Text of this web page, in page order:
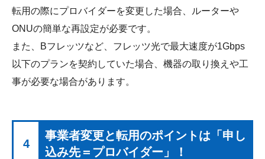
転用の際にプロバイダーを変更した場合、ルーターや
ONUの簡単な再設定が必要です。
また、Bフレッツなど、フレッツ光で最大速度が1Gbps
以下のプランを契約していた場合、機器の取り換えや工
事が必要な場合があります。
4
事業者変更と転用のポイントは「申し
込み先＝プロバイダー」！